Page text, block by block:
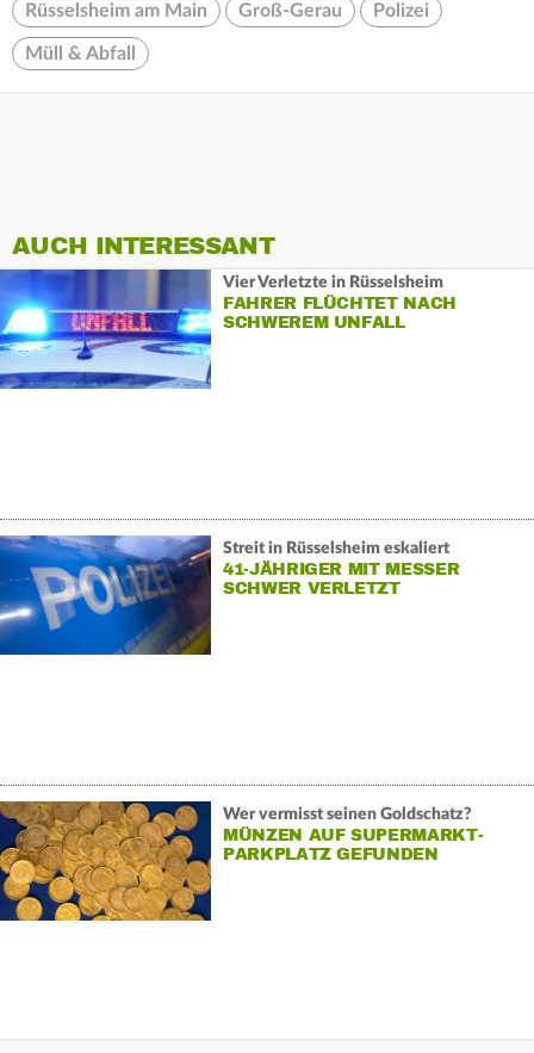
Rüsselsheim am Main Groß-Gerau Polizei
Müll & Abfall
AUCH INTERESSANT
Vier Verletzte in Rüsselsheim
FAHRER FLÜCHTET NACH
SCHWEREM UNFALL
Streit in Rüsselsheim eskaliert
41-JÄHRIGER MIT MESSER
SCHWER VERLETZT
Wer vermisst seinen Goldschatz?
MÜNZEN AUF SUPERMARKT-
PARKPLATZ GEFUNDEN